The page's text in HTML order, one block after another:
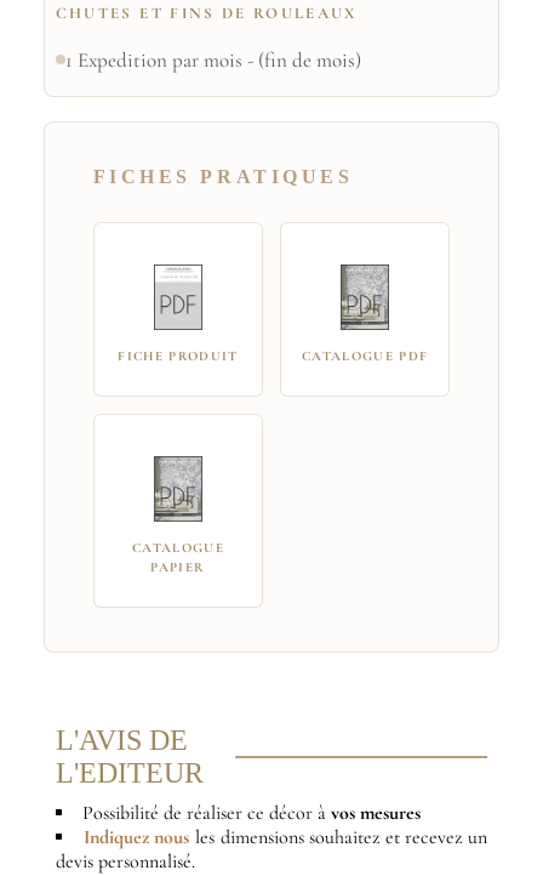
CHUTES ET FINS DE ROULEAUX
1 Expedition par mois - (fin de mois)
FICHES PRATIQUES
FICHE PRODUIT CATALOGUE PDF
CATALOGUE
PAPIER
L'AVIS DE
L'EDITEUR
Possibilité de réaliser ce décor à vos mesures
Indiquez nous les dimensions souhaitez et recevez un
devis personnalisé.